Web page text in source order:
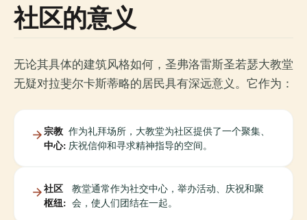
社区的意义
无论其具体的建筑风格如何，圣弗洛雷斯圣若瑟大教堂
无疑对拉斐尔卡斯蒂略的居民具有深远意义。它作为：
宗教
中心:
作为礼拜场所，大教堂为社区提供了一个聚集、
庆祝信仰和寻求精神指导的空间。
社区
枢纽:
教堂通常作为社交中心，举办活动、庆祝和聚
会，使人们团结在一起。